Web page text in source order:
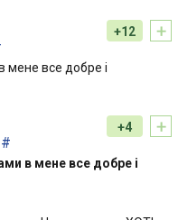
+
+12
все добре і
+
+4
#
в мене все добре і